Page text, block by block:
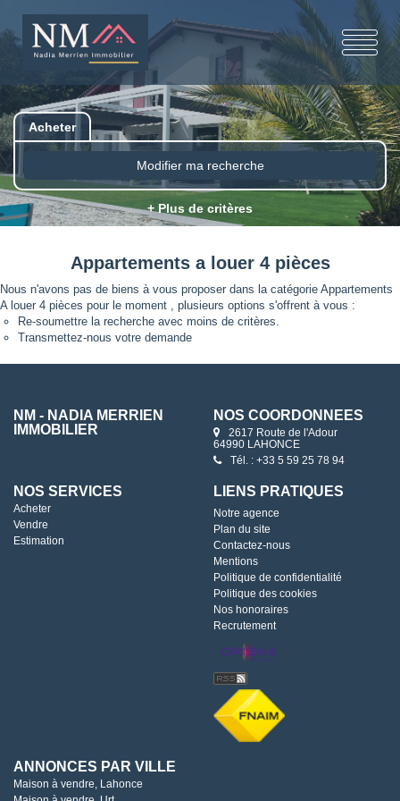
Acheter
Modifier ma recherche
+ Plus de critères
Appartements a louer 4 pièces
Nous n'avons pas de biens à vous proposer dans la catégorie Appartements
A louer 4 pièces pour le moment , plusieurs options s'offrent à vous :
Re-soumettre la recherche avec moins de critères.
Transmettez-nous votre demande
NM - NADIA MERRIEN
IMMOBILIER
NOS COORDONNÉES
2617 Route de l'Adour
64990 LAHONCE
Tél. : +33 5 59 25 78 94
NOS SERVICES
Acheter
Vendre
Estimation
LIENS PRATIQUES
Notre agence
Plan du site
Contactez-nous
Mentions
Politique de confidentialité
Politique des cookies
Nos honoraires
Recrutement
ANNONCES PAR VILLE
Maison à vendre, Lahonce